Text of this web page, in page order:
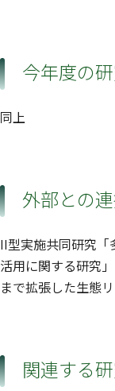
今年度の
同上
外部との
II型実施共同研究「
活用に関する研究
まで拡張した生態
関連する